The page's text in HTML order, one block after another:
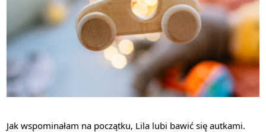
Jak wspominałam na początku, Lila lubi bawić się autkami.